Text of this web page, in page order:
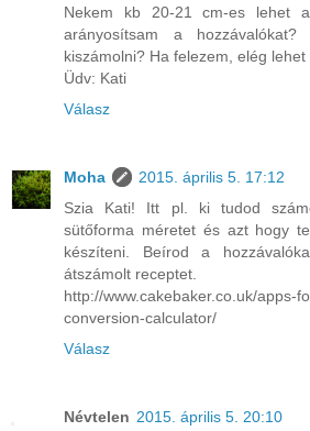
Nekem kb 20-21 cm-es lehet
arányosítsam a
kiszámolni? Ha felezem, elég lehet
Üdv: Kati
Válasz
Moha
2015. április 5. 17:12
Szia Kati! Itt pl. ki tudod
sütőforma méretet és azt hogy
készíteni. Beírod a
átszámolt receptet.
http://www.cakebaker.co.uk/apps-
conversion-calculator/
Válasz
Névtelen 2015. április 5. 20:10